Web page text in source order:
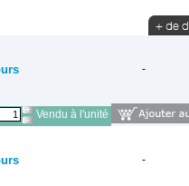
-
Vendu à l'unité
-